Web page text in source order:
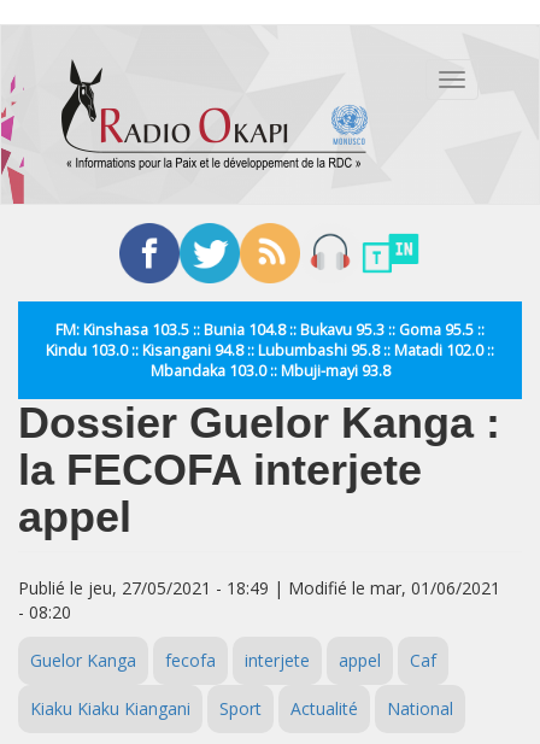
contenu
principal
Toggle
FM: Kinshasa 103.5 :: Bunia 104.8 :: Bukavu 95.3 :: Goma 95.5 ::
Kindu 103.0 :: Kisangani 94.8 :: Lubumbashi 95.8 :: Matadi 102.0 ::
Mbandaka 103.0 :: Mbuji-mayi 93.8
Dossier Guelor Kanga :
la FECOFA interjete
appel
Publié le jeu, 27/05/2021 - 18:49 | Modifié le mar, 01/06/2021
- 08:20
Guelor Kanga fecofa interjete appel Caf
Kiaku Kiaku Kiangani Sport Actualité National